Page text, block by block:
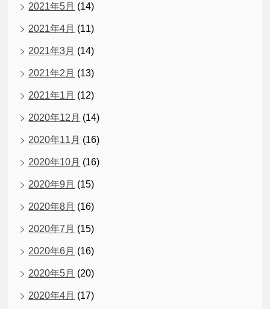
2021年5月 (14)
2021年4月 (11)
2021年3月 (14)
2021年2月 (13)
2021年1月 (12)
2020年12月 (14)
2020年11月 (16)
2020年10月 (16)
2020年9月 (15)
2020年8月 (16)
2020年7月 (15)
2020年6月 (16)
2020年5月 (20)
2020年4月 (17)